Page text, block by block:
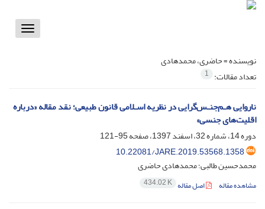
Toggle
نویسنده =حاضری، محمدهادی
تعداد مقالات: 1
ناروایی هـم‌جنـس‌گرایی در نظریه اسـلامی قانون طبیعی؛ نقد مقاله «درباره
اقلیت‌های جنسی»
دوره 14، شماره 32، اسفند 1397، صفحه
95-121
10.22081/JARE.2019.53568.1358
محمدحسین طالبی؛ محمدهادی حاضری
مشاهده مقاله اصل مقاله 434.02 K